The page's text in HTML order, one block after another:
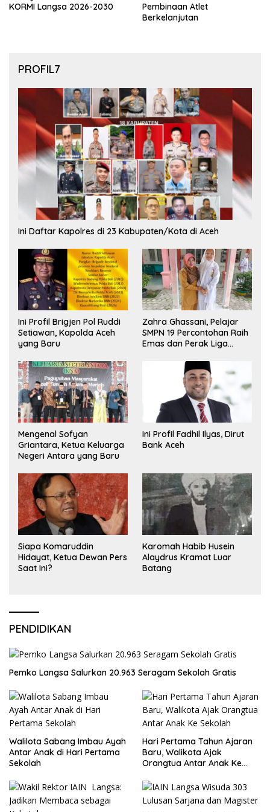
KORMI Langsa 2026-2030
Pembinaan Atlet
Berkelanjutan
PROFIL7
Ini Daftar Kapolres di 23 Kabupaten/Kota di Aceh
Ini Profil Brigjen Pol Ruddi
Setiawan, Kapolda Aceh
yang Baru
Zahra Ghassani, Pelajar
SMPN 19 Percontohan Raih
Emas dan Perak Liga
Mengenal Sofyan
Griantara, Ketua Keluarga
Negeri Antara yang Baru
Ini Profil Fadhil Ilyas, Dirut
Bank Aceh
Siapa Komaruddin
Hidayat, Ketua Dewan Pers
Saat Ini?
Karomah Habib Husein
Alaydrus Kramat Luar
Batang
PENDIDIKAN
Pemko Langsa Salurkan 20.963 Seragam Sekolah Gratis
Walilota Sabang Imbau Ayah
Antar Anak di Hari Pertama
Sekolah
Hari Pertama Tahun Ajaran
Baru, Walikota Ajak
Orangtua Antar Anak Ke